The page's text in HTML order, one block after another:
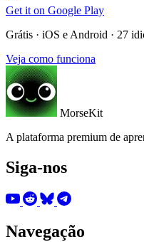
Get it on Google Play
Grátis · iOS e Android · 27
Veja como funciona
MorseKit
A plataforma premium de
Siga-nos
Navegação